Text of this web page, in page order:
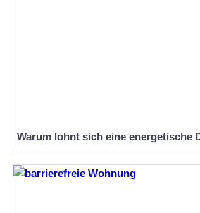
Warum lohnt sich eine energetische